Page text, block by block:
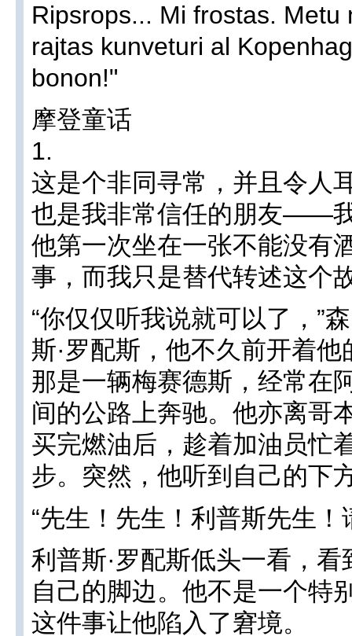
Ripsrops... Mi frostas.
rajtas kunveturi al
bonon!"
摩登童话
1.
这是个非同寻常，并且令人
也是我非常信任的朋友——我
他第一次坐在一张不能没有
事，而我只是替代转述这个
“你仅仅听我说就可以了，”
斯·罗配斯，他不久前开着
那是一辆梅赛德斯，经常在
间的公路上奔驰。他亦离哥
买完燃油后，趁着加油员忙
步。突然，他听到自己的下
“先生！先生！利普斯先生
利普斯·罗配斯低头一看，
自己的脚边。他不是一个特
这件事让他陷入了窘境。